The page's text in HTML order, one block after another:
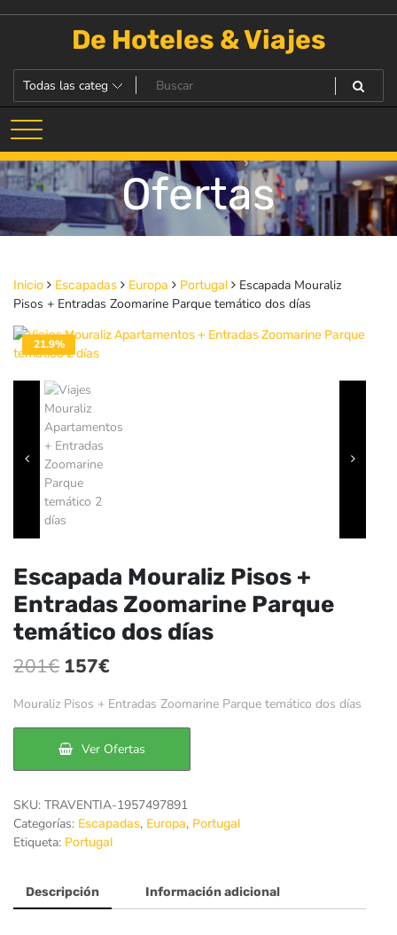
De Hoteles & Viajes
Ofertas
Inicio Escapadas Europa Portugal
Escapada Mouraliz
Pisos + Entradas Zoomarine Parque temático dos días
21.9%
Escapada Mouraliz Pisos +
Entradas Zoomarine Parque
temático dos días
201€ El
precio
era:
201€.
157€
precio
es:
157€.
Mouraliz Pisos + Entradas Zoomarine Parque temático dos días
Ver Ofertas
SKU: TRAVENTIA-1957497891
Categorías: Escapadas, Europa, Portugal
Etiqueta: Portugal
Descripción Información adicional